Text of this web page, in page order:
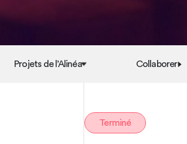
Projets de l’Alinéa Collaborer
Terminé